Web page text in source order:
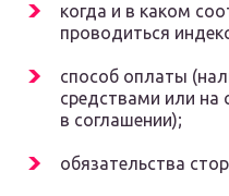
когда и в каком
проводиться
способ оплаты
средствами или на
в соглашении);
обязательства